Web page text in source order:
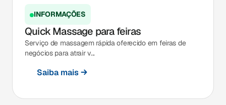
INFORMAÇÕES
Quick Massage para feiras
Serviço de massagem rápida oferecido em feiras de
negócios para atrair v...
Saiba mais